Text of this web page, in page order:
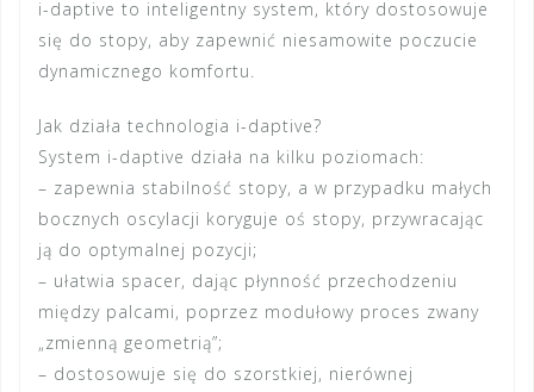
i-daptive to inteligentny system, który dostosowuje
się do stopy, aby zapewnić niesamowite poczucie
dynamicznego komfortu.
Jak działa technologia i-daptive?
System i-daptive działa na kilku poziomach:
– zapewnia stabilność stopy, a w przypadku małych
bocznych oscylacji koryguje oś stopy, przywracając
ją do optymalnej pozycji;
– ułatwia spacer, dając płynność przechodzeniu
między palcami, poprzez modułowy proces zwany
„zmienną geometrią”;
– dostosowuje się do szorstkiej, nierównej